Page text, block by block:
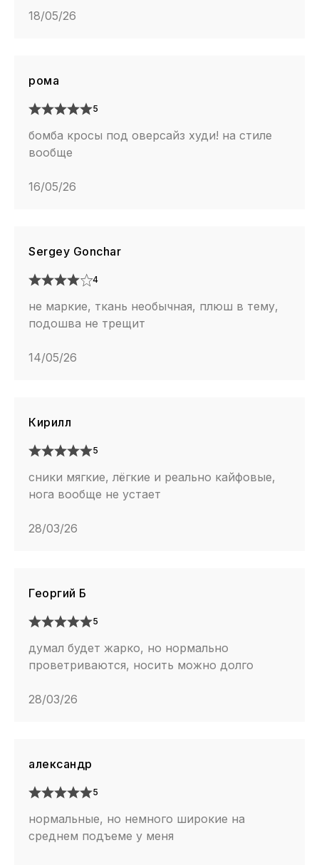
18/05/26
рома
5
бомба кросы под оверсайз худи! на стиле
вообще
16/05/26
Sergey Gonchar
4
не маркие, ткань необычная, плюш в тему,
подошва не трещит
14/05/26
Кирилл
5
сники мягкие, лёгкие и реально кайфовые,
нога вообще не устает
28/03/26
Георгий Б
5
думал будет жарко, но нормально
проветриваются, носить можно долго
28/03/26
александр
5
нормальные, но немного широкие на
среднем подъеме у меня